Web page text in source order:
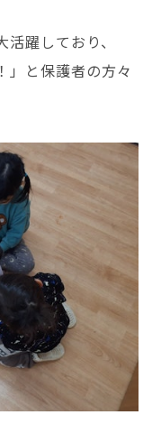
躍しており、
」と保護者の方々